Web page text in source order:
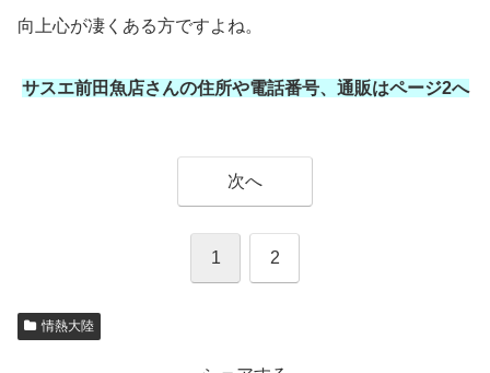
向上心が凄くある方ですよね。
サスエ前田魚店さんの住所や電話番号、通販はページ2へ
次へ
1 2
情熱大陸